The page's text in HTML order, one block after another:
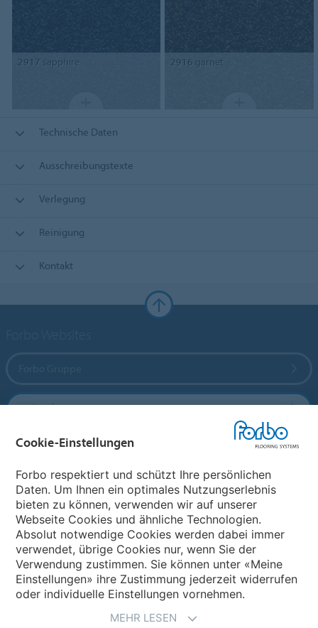
2917 sapphire 2916 garnet
Technische Daten
Ausschreibungstexte
Verlegung
Reinigung
Kontakt
Forbo Flooring Systems
Forbo Movement Systems
Land auswählen
Land auswählen
Cookie-Einstellungen
Forbo respektiert und schützt Ihre persönlichen
Daten. Um Ihnen ein optimales Nutzungserlebnis
bieten zu können, verwenden wir auf unserer
Webseite Cookies und ähnliche Technologien.
Absolut notwendige Cookies werden dabei immer
verwendet, übrige Cookies nur, wenn Sie der
Verwendung zustimmen. Sie können unter «Meine
Einstellungen» ihre Zustimmung jederzeit widerrufen
oder individuelle Einstellungen vornehmen.
MEHR LESEN